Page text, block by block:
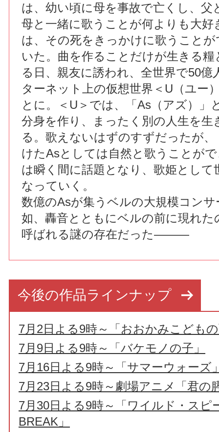
は、幼い頃に母を事故で亡くし、父
母と一緒に歌うことが何よりも大好
は、その死をきっかけに歌うこと
いた。曲を作ることだけが生きる
る日、親友に誘われ、全世界で50億
ターネット上の仮想世界＜U（ユー
とに。＜U＞では、「As（アズ）」
分身を作り、まったく別の人生を生
る。歌えないはずのすずだったが
けたAsとしては自然と歌うことが
は瞬く間に話題となり、歌姫として
なっていく。
数億のAsが集うベルの大規模コン
如、轟音とともにベルの前に現れた
呼ばれる謎の存在だった———
今後の作品ラインナップ
7月2日よる9時～「おおかみこども
7月9日よる9時～「バケモノの子」
7月16日よる9時～「サマーウォーズ
7月23日よる9時～劇場アニメ「君の
7月30日よる9時～「ワイルド・ス
BREAK」